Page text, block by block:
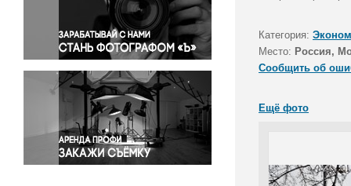
Правосудие
Происшествия и конфликты
Религия
Светская жизнь
Спорт
Экология
Экономика и бизнес
Категория:
Место: Россия,
Сообщить об
Ещё фото